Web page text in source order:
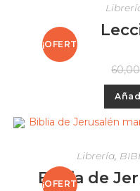
¡OFERT
60,00
¡OFERT
Librería,
Biblia de